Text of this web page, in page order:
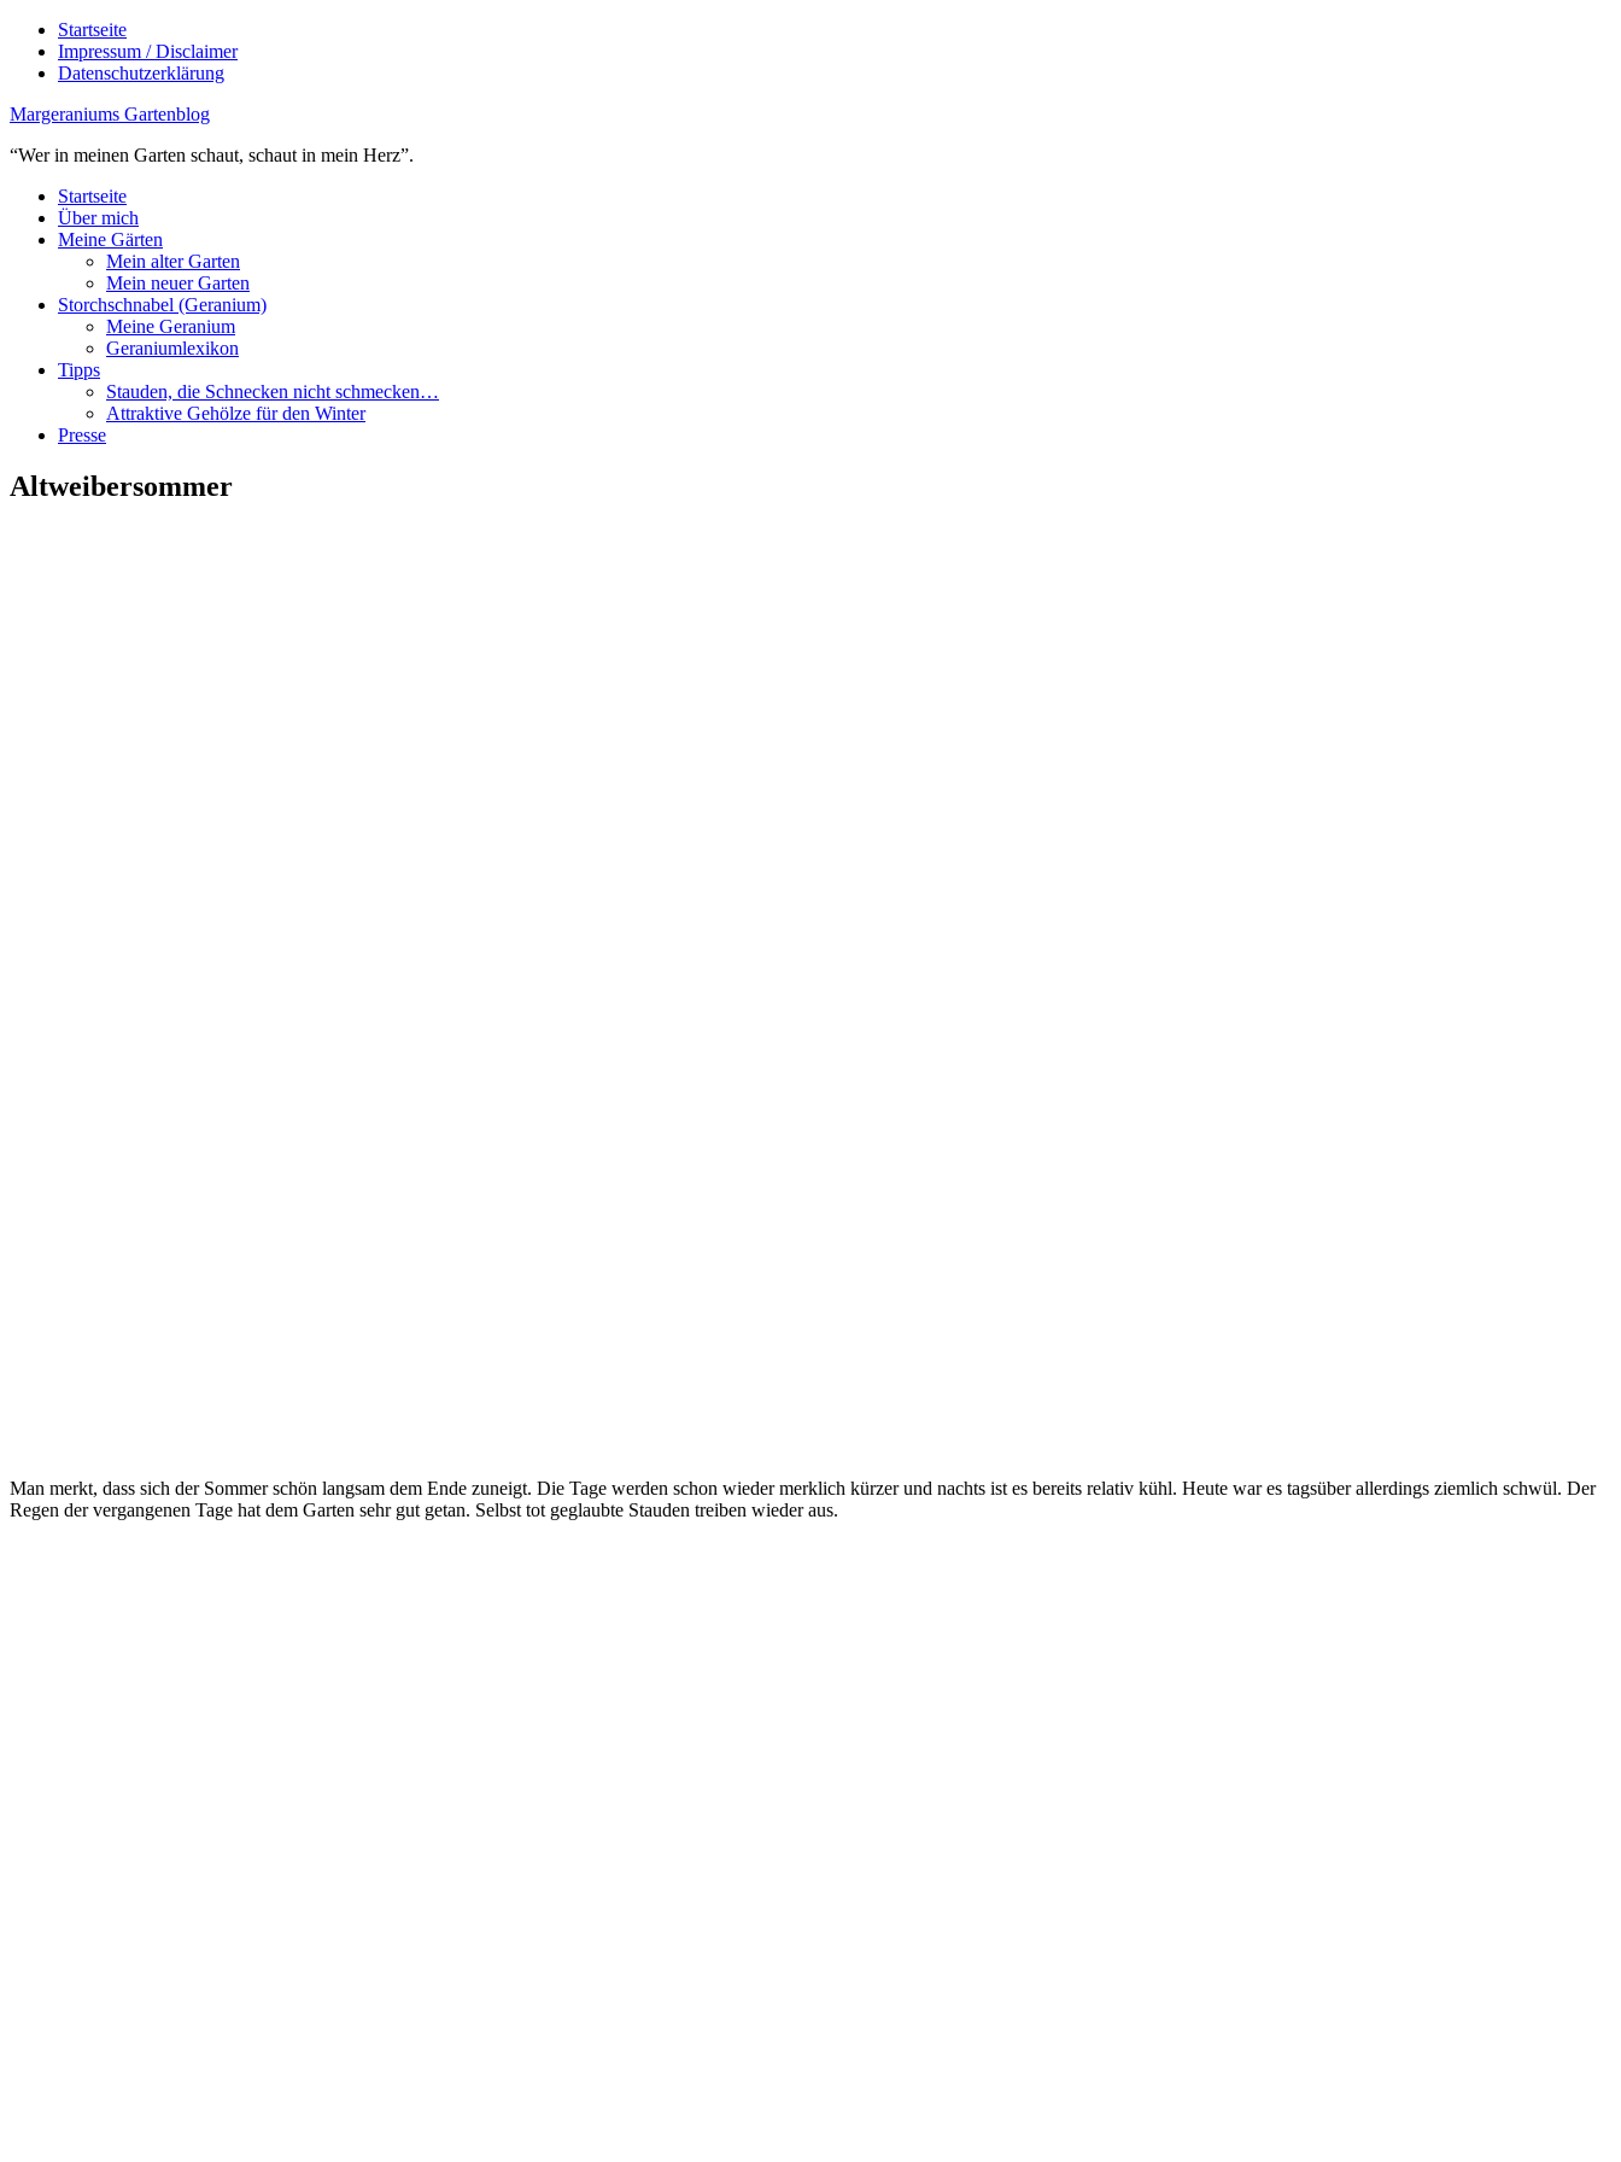
Startseite
Impressum / Disclaimer
Datenschutzerklärung
Margeraniums Gartenblog
“Wer in meinen Garten schaut, schaut in mein Herz”.
Startseite
Über mich
Meine Gärten
Mein alter Garten
Mein neuer Garten
Storchschnabel (Geranium)
Meine Geranium
Geraniumlexikon
Tipps
Stauden, die Schnecken nicht schmecken…
Attraktive Gehölze für den Winter
Presse
Altweibersommer
Man merkt, dass sich der Sommer schön langsam dem Ende zuneigt. Die Tage werden schon wieder merklich kürzer und nachts ist es bereits relativ kühl. Heute war es tagsüber allerdings ziemlich schwül. Der
Regen der vergangenen Tage hat dem Garten sehr gut getan. Selbst tot geglaubte Stauden treiben wieder aus.